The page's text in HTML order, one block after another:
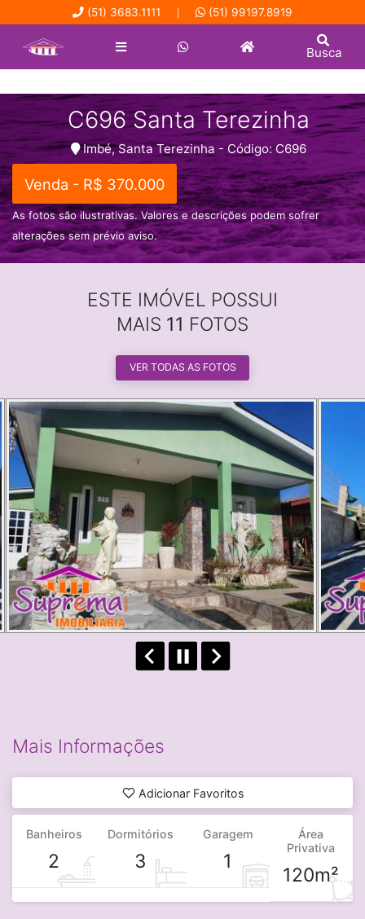
(51) 3683.1111 (51) 99197.8919
Busca
C696 Santa Terezinha
Imbé, Santa Terezinha - Código: C696
Venda - R$ 370.000
As fotos são ilustrativas. Valores e descrições podem sofrer
alterações sem prévio aviso.
ESTE IMÓVEL POSSUI
MAIS 11 FOTOS
VER TODAS AS FOTOS
Mais Informações
Adicionar Favoritos
Banheiros
2
Dormitórios
3
Garagem
1
Área
Privativa
120m²